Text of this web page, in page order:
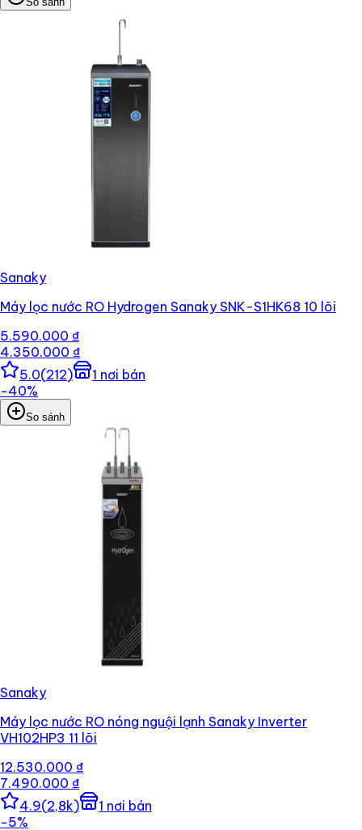
Sanaky
Máy lọc nước RO Hydrogen Sanaky SNK-S1HK68 10 lõi
5.590.000 ₫
4.350.000 ₫
5.0(212) 1 nơi bán
−40%
So sánh
Sanaky
Máy lọc nước RO nóng nguội lạnh Sanaky Inverter
VH102HP3 11 lõi
12.530.000 ₫
7.490.000 ₫
4.9(2,8k) 1 nơi bán
−5%